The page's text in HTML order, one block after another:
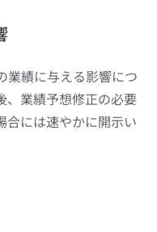
業績に与える影響につ
、業績予想修正の必要
合には速やかに開示い